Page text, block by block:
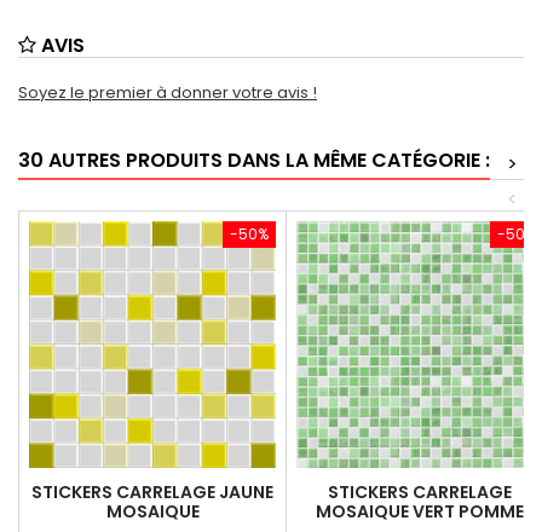
AVIS
Soyez le premier à donner votre avis !
30 AUTRES PRODUITS DANS LA MÊME CATÉGORIE :
>
<
STICKERS CARRELAGE JAUNE
MOSAIQUE
-50%
STICKERS CARRELAGE
MOSAIQUE VERT POMME
-50%